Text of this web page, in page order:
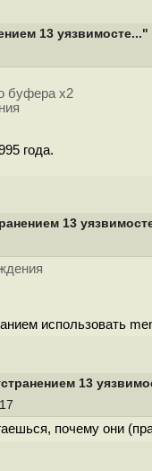
13 уязвимосте..."
буфера x2
года.
13
использовать
13
почему они